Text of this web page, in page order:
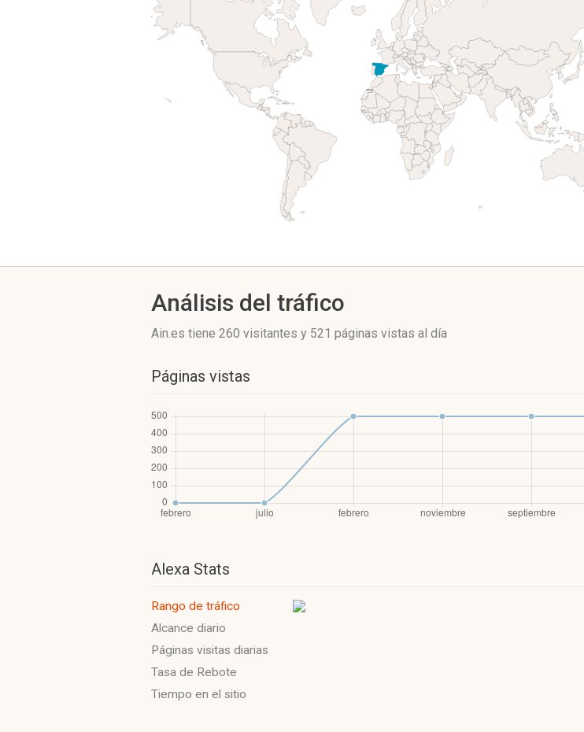
Análisis del tráfico
Ain.es tiene 260 visitantes y 521 páginas vistas al día
Páginas vistas
Alexa Stats
Rango de tráfico
Alcance diario
Páginas visitas diarias
Tasa de Rebote
Tiempo en el sitio